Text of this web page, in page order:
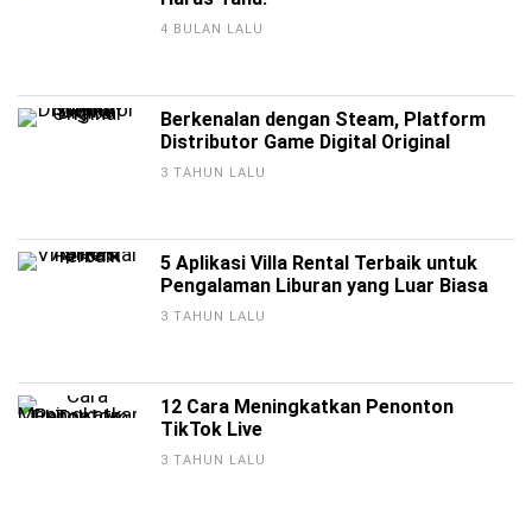
4 BULAN LALU
Berkenalan dengan Steam, Platform
Distributor Game Digital Original
3 TAHUN LALU
5 Aplikasi Villa Rental Terbaik untuk
Pengalaman Liburan yang Luar Biasa
3 TAHUN LALU
12 Cara Meningkatkan Penonton
TikTok Live
3 TAHUN LALU